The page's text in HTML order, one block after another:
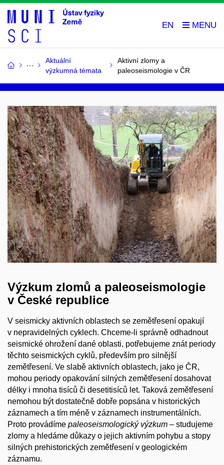
EN
Aktuální
výzkumná témata
Aktivní zlomy a
paleoseismologie v ČR
Výzkum zlomů a paleoseismologie
v České republice
V seismicky aktivních oblastech se zemětřesení opakují
v nepravidelných cyklech. Chceme-li správně odhadnout
seismické ohrožení dané oblasti, potřebujeme znát periody
těchto seismických cyklů, především pro silnější
zemětřesení. Ve slabě aktivních oblastech, jako je ČR,
mohou periody opakování silných zemětřesení dosahovat
délky i mnoha tisíců či desetitisíců let. Taková zemětřesení
nemohou být dostatečně dobře popsána v historických
záznamech a tím méně v záznamech instrumentálních.
Proto provádíme paleoseismologický výzkum – studujeme
zlomy a hledáme důkazy o jejich aktivním pohybu a stopy
silných prehistorických zemětřesení v geologickém
záznamu.